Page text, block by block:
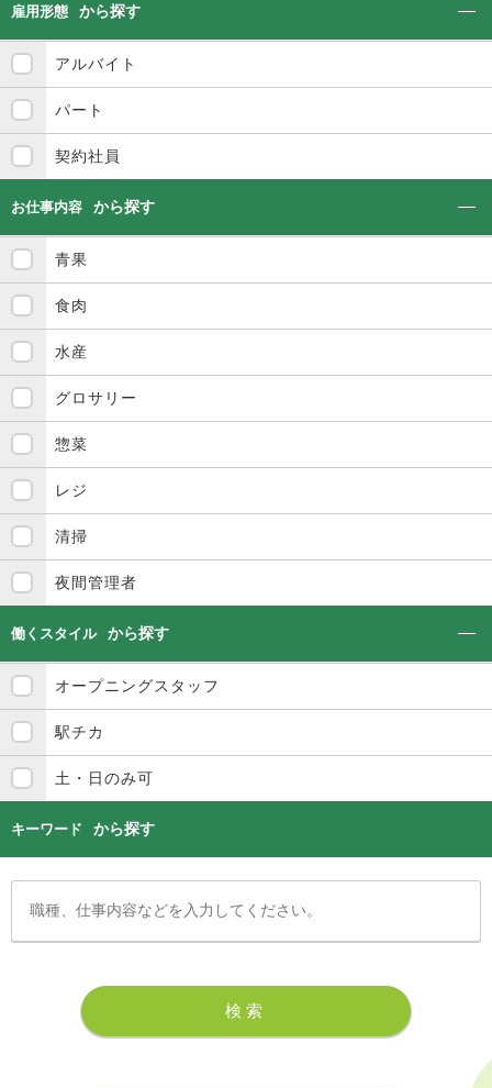
雇用形態 から探す
アルバイト
パート
契約社員
お仕事内容 から探す
青果
食肉
水産
グロサリー
惣菜
レジ
清掃
夜間管理者
働くスタイル から探す
オープニングスタッフ
駅チカ
土・日のみ可
キーワード から探す